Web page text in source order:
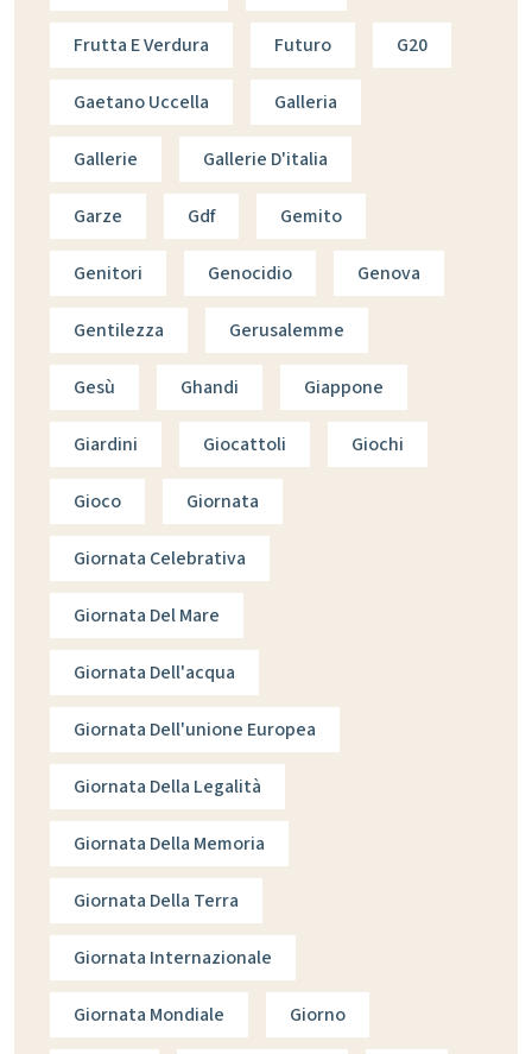
Frutta E Verdura Futuro G20
Gaetano Uccella Galleria
Gallerie Gallerie D'italia
Garze Gdf Gemito
Genitori Genocidio Genova
Gentilezza Gerusalemme
Gesù Ghandi Giappone
Giardini Giocattoli Giochi
Gioco Giornata
Giornata Celebrativa
Giornata Del Mare
Giornata Dell'acqua
Giornata Dell'unione Europea
Giornata Della Legalità
Giornata Della Memoria
Giornata Della Terra
Giornata Internazionale
Giornata Mondiale Giorno